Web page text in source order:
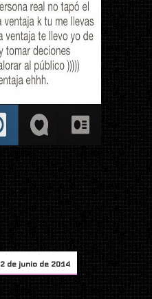
2 de junio de 2014